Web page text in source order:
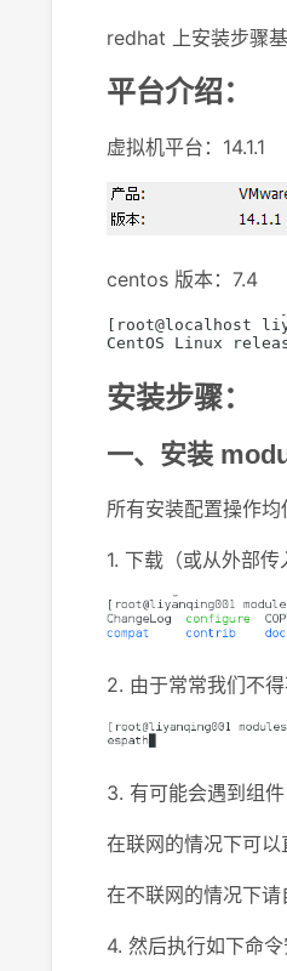
redhat 上安装步骤基
平台介绍：
虚拟机平台：14.1.1
centos 版本：7.4
安装步骤：
一、安装
所有安装配置操作均
1. 下载（或从外部传
2. 由于常常我们不
3. 有可能会遇到组
在联网的情况下可
在不联网的情况下请
4. 然后执行如下命令